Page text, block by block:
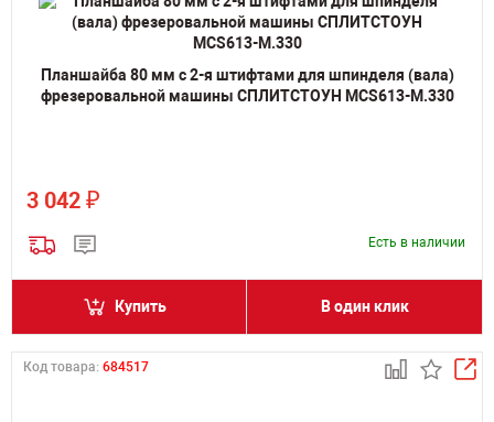
Планшайба 80 мм с 2-я штифтами для шпинделя (вала)
фрезеровальной машины СПЛИТСТОУН MCS613-M.330
3 042 ₽
Есть в наличии
Купить В один клик
Код товара: 684517